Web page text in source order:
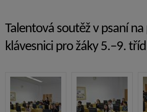
Talentová soutěž v psaní
klávesnici pro žáky 5.–9.